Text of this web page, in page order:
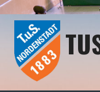
Springe
zum